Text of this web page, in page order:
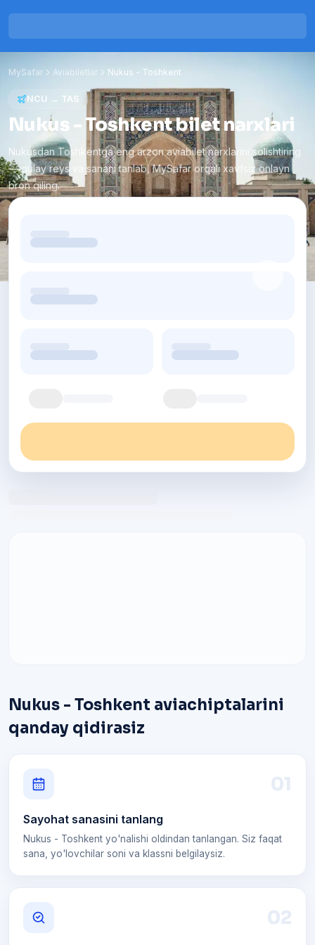
MySafar Aviabiletlar Nukus - Toshkent
NCU → TAS
Nukus - Toshkent bilet narxlari
Nukusdan Toshkentga eng arzon aviabilet narxlarini solishtiring
— qulay reys va sanani tanlab, MySafar orqali xavfsiz onlayn
bron qiling.
Nukus - Toshkent aviachiptalarini
qanday qidirasiz
01
Sayohat sanasini tanlang
Nukus - Toshkent yo'nalishi oldindan tanlangan. Siz faqat
sana, yo'lovchilar soni va klassni belgilaysiz.
02